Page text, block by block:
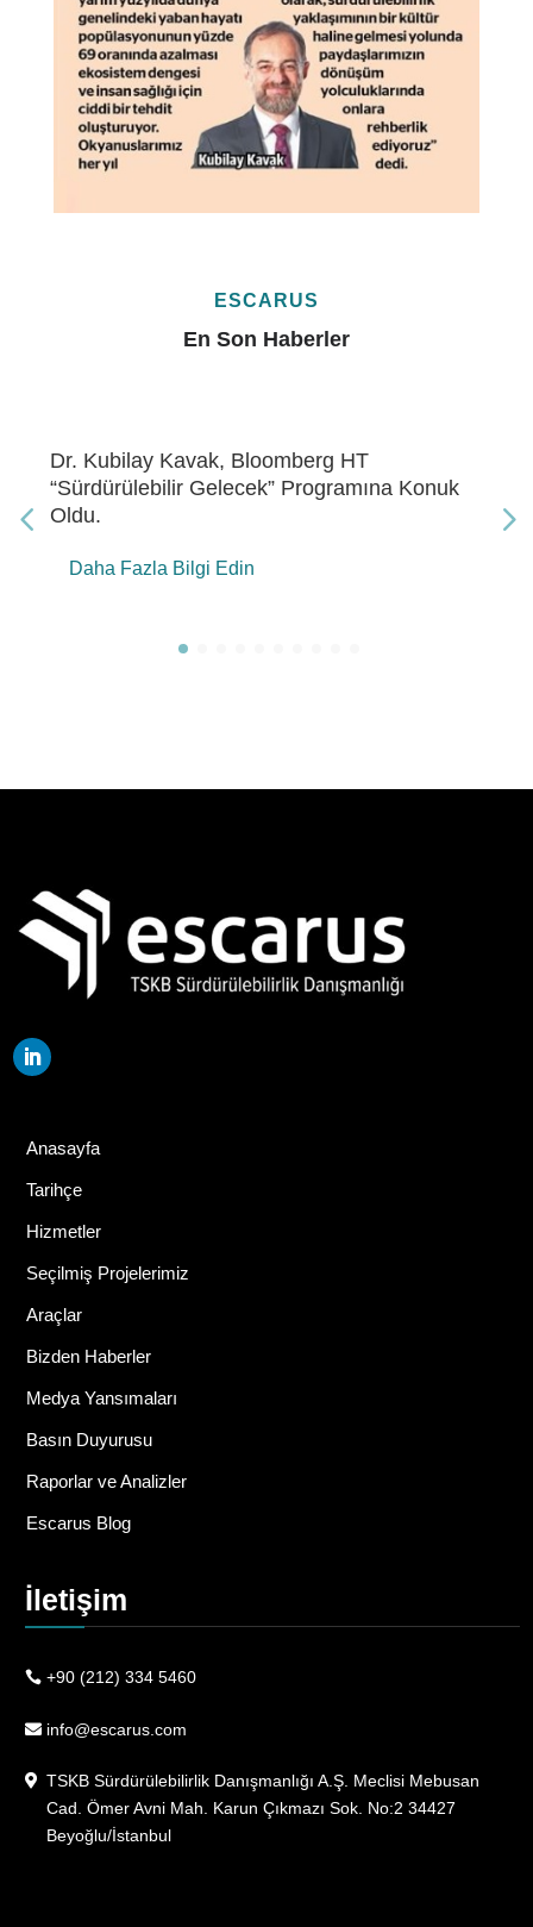
ESCARUS
En Son Haberler
Kavak, Bloomberg HT
Gelecek” Programına Konuk
Bilgi Edin
Enerji”
Anasayfa
Tarihçe
Hizmetler
Seçilmiş Projelerimiz
Araçlar
Bizden Haberler
Medya Yansımaları
Basın Duyurusu
Raporlar ve Analizler
Escarus Blog
İletişim
+90 (212) 334 5460
info@escarus.com
TSKB Sürdürülebilirlik Danışmanlığı A.Ş. Meclisi Mebusan
Cad. Ömer Avni Mah. Karun Çıkmazı Sok. No:2 34427
Beyoğlu/İstanbul